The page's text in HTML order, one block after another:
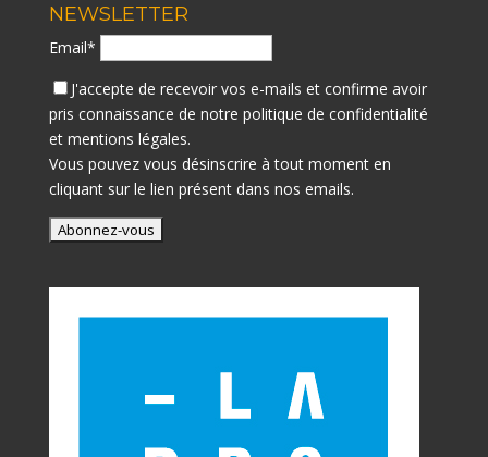
NEWSLETTER
Email*
J'accepte de recevoir vos e-mails et confirme avoir
pris connaissance de notre politique de confidentialité
et mentions légales.
Vous pouvez vous désinscrire à tout moment en
cliquant sur le lien présent dans nos emails.